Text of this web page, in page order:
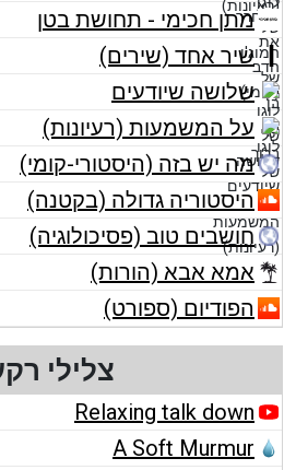
מתן חכימי - תחושת בטן
שיר אחד (שירים)
שלושה שיודעים
על המשמעות (רעיונות)
מה יש בזה (היסטורי-קומי)
היסטוריה גדולה (בקטנה)
חושבים טוב (פסיכולוגיה)
אמא אבא (הורות)
הפודיום (ספורט)
צלילי רקע
Relaxing talk down
A Soft Murmur